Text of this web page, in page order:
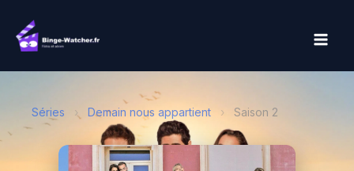
contenu
Séries › Demain nous appartient › Saison 2